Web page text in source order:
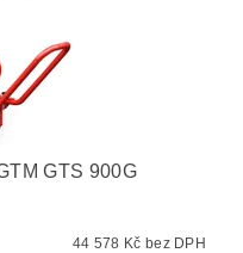
GTS 900G
44 578 Kč bez DPH